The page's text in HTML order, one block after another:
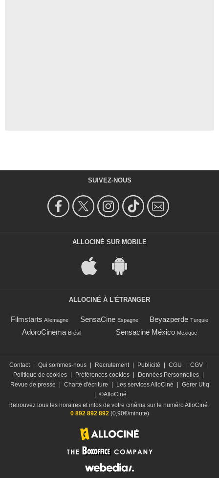
SUIVEZ-NOUS
ALLOCINÉ SUR MOBILE
ALLOCINÉ À L'ÉTRANGER
Filmstarts Allemagne SensaCine Espagne Beyazperde Turquie
AdoroCinema Brésil Sensacine México Mexique
Contact Qui sommes-nous Recrutement Publicité CGU CGV
Politique de cookies
Préférences cookies Données Personnelles
Revue de presse
Charte d'écriture Les services AlloCiné
Gérer Utiq
©AlloCiné
Retrouvez tous les horaires et infos de votre cinéma sur le numéro AlloCiné :
0 892 892 892(0,90€/minute)